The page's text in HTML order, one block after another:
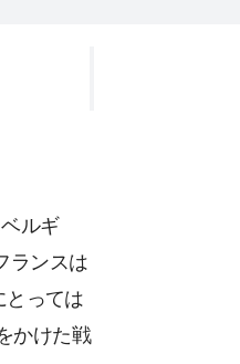
ルギ
ランスは
っては
かけた戦